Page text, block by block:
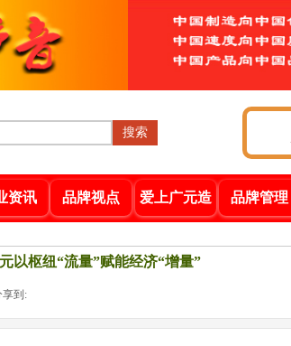
搜索
资讯 品牌视点 品牌管理
爱上广元造
以枢纽“流量”赋能经济“增量”
享到: